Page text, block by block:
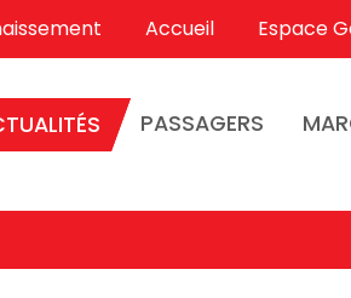
Accueil Espace
PASSAGERS